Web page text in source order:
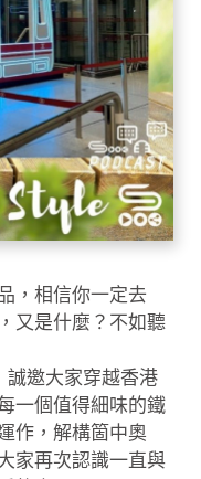
，相信你一定去
又是什麼？不如聽
誠邀大家穿越香港
一個值得細味的鐵
作，解構箇中奧
家再次認識一直與